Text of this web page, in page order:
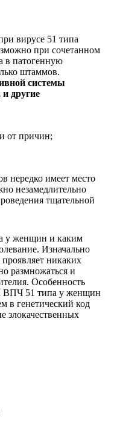
вирусе 51 типа
при сочетанном
в патогенную
штаммов.
системы
другие
от причин;
нередко имеет место
незамедлительно
тщательной
у женщин и каким
Изначально
проявляет никаких
размножаться и
Особенность
ВПЧ 51 типа у женщин
в генетический код
злокачественных